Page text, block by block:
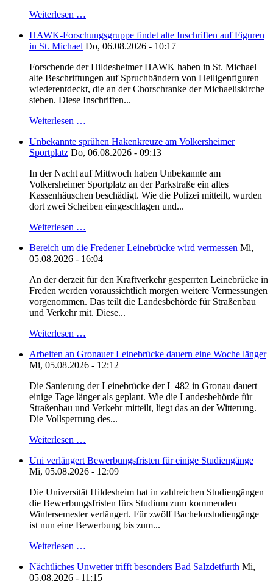
Weiterlesen …
HAWK-Forschungsgruppe findet alte Inschriften auf Figuren
in St. Michael Do, 06.08.2026 - 10:17
Forschende der Hildesheimer HAWK haben in St. Michael
alte Beschriftungen auf Spruchbändern von Heiligenfiguren
wiederentdeckt, die an der Chorschranke der Michaeliskirche
stehen. Diese Inschriften...
Weiterlesen …
Unbekannte sprühen Hakenkreuze am Volkersheimer
Sportplatz Do, 06.08.2026 - 09:13
In der Nacht auf Mittwoch haben Unbekannte am
Volkersheimer Sportplatz an der Parkstraße ein altes
Kassenhäuschen beschädigt. Wie die Polizei mitteilt, wurden
dort zwei Scheiben eingeschlagen und...
Weiterlesen …
Bereich um die Fredener Leinebrücke wird vermessen Mi,
05.08.2026 - 16:04
An der derzeit für den Kraftverkehr gesperrten Leinebrücke in
Freden werden voraussichtlich morgen weitere Vermessungen
vorgenommen. Das teilt die Landesbehörde für Straßenbau
und Verkehr mit. Diese...
Weiterlesen …
Arbeiten an Gronauer Leinebrücke dauern eine Woche länger
Mi, 05.08.2026 - 12:12
Die Sanierung der Leinebrücke der L 482 in Gronau dauert
einige Tage länger als geplant. Wie die Landesbehörde für
Straßenbau und Verkehr mitteilt, liegt das an der Witterung.
Die Vollsperrung des...
Weiterlesen …
Uni verlängert Bewerbungsfristen für einige Studiengänge
Mi, 05.08.2026 - 12:09
Die Universität Hildesheim hat in zahlreichen Studiengängen
die Bewerbungsfristen fürs Studium zum kommenden
Wintersemester verlängert. Für zwölf Bachelorstudiengänge
ist nun eine Bewerbung bis zum...
Weiterlesen …
Nächtliches Unwetter trifft besonders Bad Salzdetfurth Mi,
05.08.2026 - 11:15